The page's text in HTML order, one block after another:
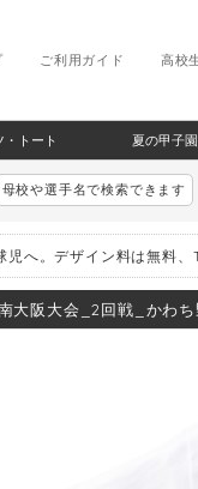
高校
ご利用ガイド
・トート 夏の甲子
母校や選手名で検索できます
児へ。デザイン料は無料
大阪大会_2回戦_かわ